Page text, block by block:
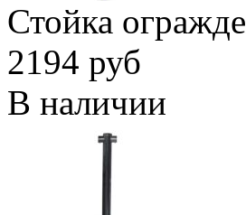
Стойка
2194 руб
В наличии